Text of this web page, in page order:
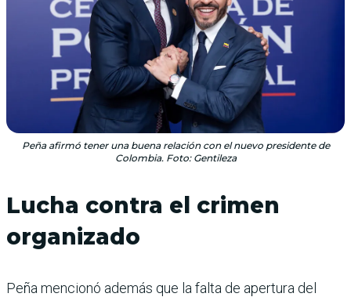
Peña afirmó tener una buena relación con el nuevo presidente de
Colombia. Foto: Gentileza
Lucha contra el crimen
organizado
Peña mencionó además que la falta de apertura del